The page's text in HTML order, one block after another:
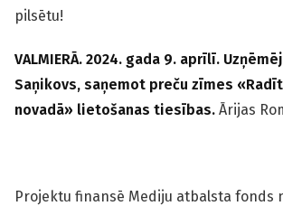
pilsētu!
VALMIERĀ. 2024. gada 9. aprīlī.
Saņikovs, saņemot preču zīmes
novadā» lietošanas tiesības. Ārijas
Projektu finansē Mediju atbalsta fonds